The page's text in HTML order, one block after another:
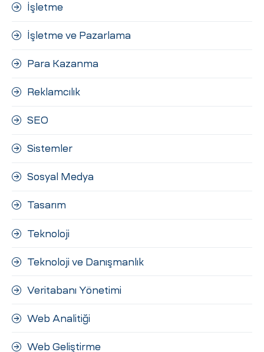
İşletme
İşletme ve Pazarlama
Para Kazanma
Reklamcılık
SEO
Sistemler
Sosyal Medya
Tasarım
Teknoloji
Teknoloji ve Danışmanlık
Veritabanı Yönetimi
Web Analitiği
Web Geliştirme